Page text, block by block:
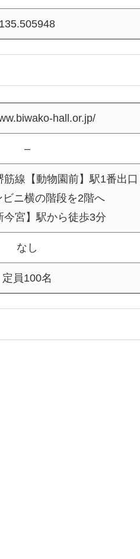
135.505948
hall.or.jp/
–
線【動物園前】駅1番出口
ニ横の階段を2階へ
今宮】駅から徒歩3分
なし
定員100名